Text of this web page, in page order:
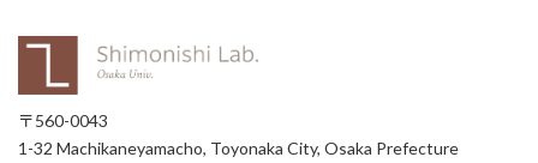
〒560-0043
1-32 Machikaneyamacho, Toyonaka City, Osaka Prefecture